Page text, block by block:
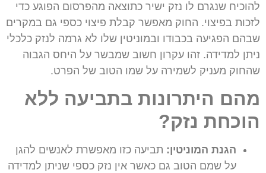
להוכיח שנגרם לו נזק ישיר כתוצאה מהפרסום הפוגע כדי
לזכות בפיצוי. החוק מאפשר קבלת פיצוי כספי גם במקרים
שבהם הפגיעה בכבודו ובמוניטין שלו לא גרמה לנזק כלכלי
ניתן למדידה. זהו עקרון חשוב שמבשר על היחס הגבוה
שהחוק מעניק לשמירה על שמו הטוב של הפרט.
מהם היתרונות בתביעה ללא
הוכחת נזק?
הגנת המוניטין: תביעה כזו מאפשרת לאנשים להגן
על שמם הטוב גם כאשר אין נזק כספי שניתן למדידה